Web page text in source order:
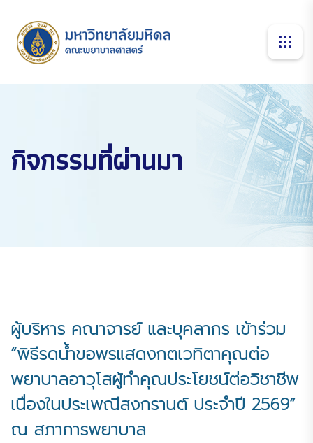
กิจกรรมที่ผ่านมา
ผู้บริหาร คณาจารย์ และบุคลากร เข้าร่วม
“พิธีรดน้ำขอพรแสดงกตเวทิตาคุณต่อ
พยาบาลอาวุโสผู้ทำคุณประโยชน์ต่อวิชาชีพ
เนื่องในประเพณีสงกรานต์ ประจำปี 2569”
ณ สภาการพยาบาล